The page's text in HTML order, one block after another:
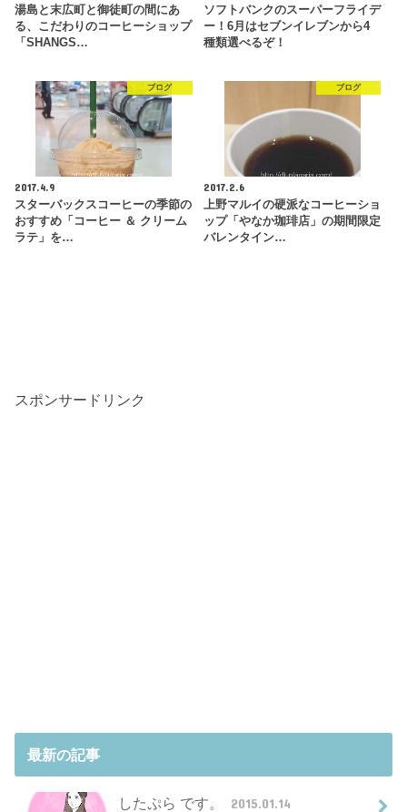
湯島と末広町と御徒町の間にあ
る、こだわりのコーヒーショップ
「SHANGS…
ソフトバンクのスーパーフライデ
ー！6月はセブンイレブンから4
種類選べるぞ！
ブログ
2017.4.9
スターバックスコーヒーの季節の
おすすめ「コーヒー ＆ クリーム
ラテ」を…
ブログ
2017.2.6
上野マルイの硬派なコーヒーショ
ップ「やなか珈琲店」の期間限定
バレンタイン…
スポンサードリンク
最新の記事
したぷら です。 2015.01.14